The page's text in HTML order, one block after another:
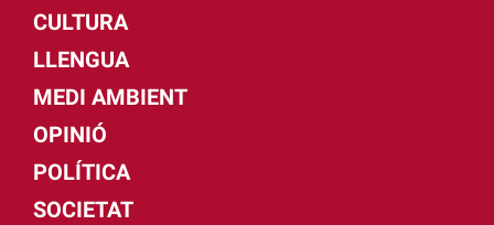
CULTURA
LLENGUA
MEDI AMBIENT
OPINIÓ
POLÍTICA
SOCIETAT